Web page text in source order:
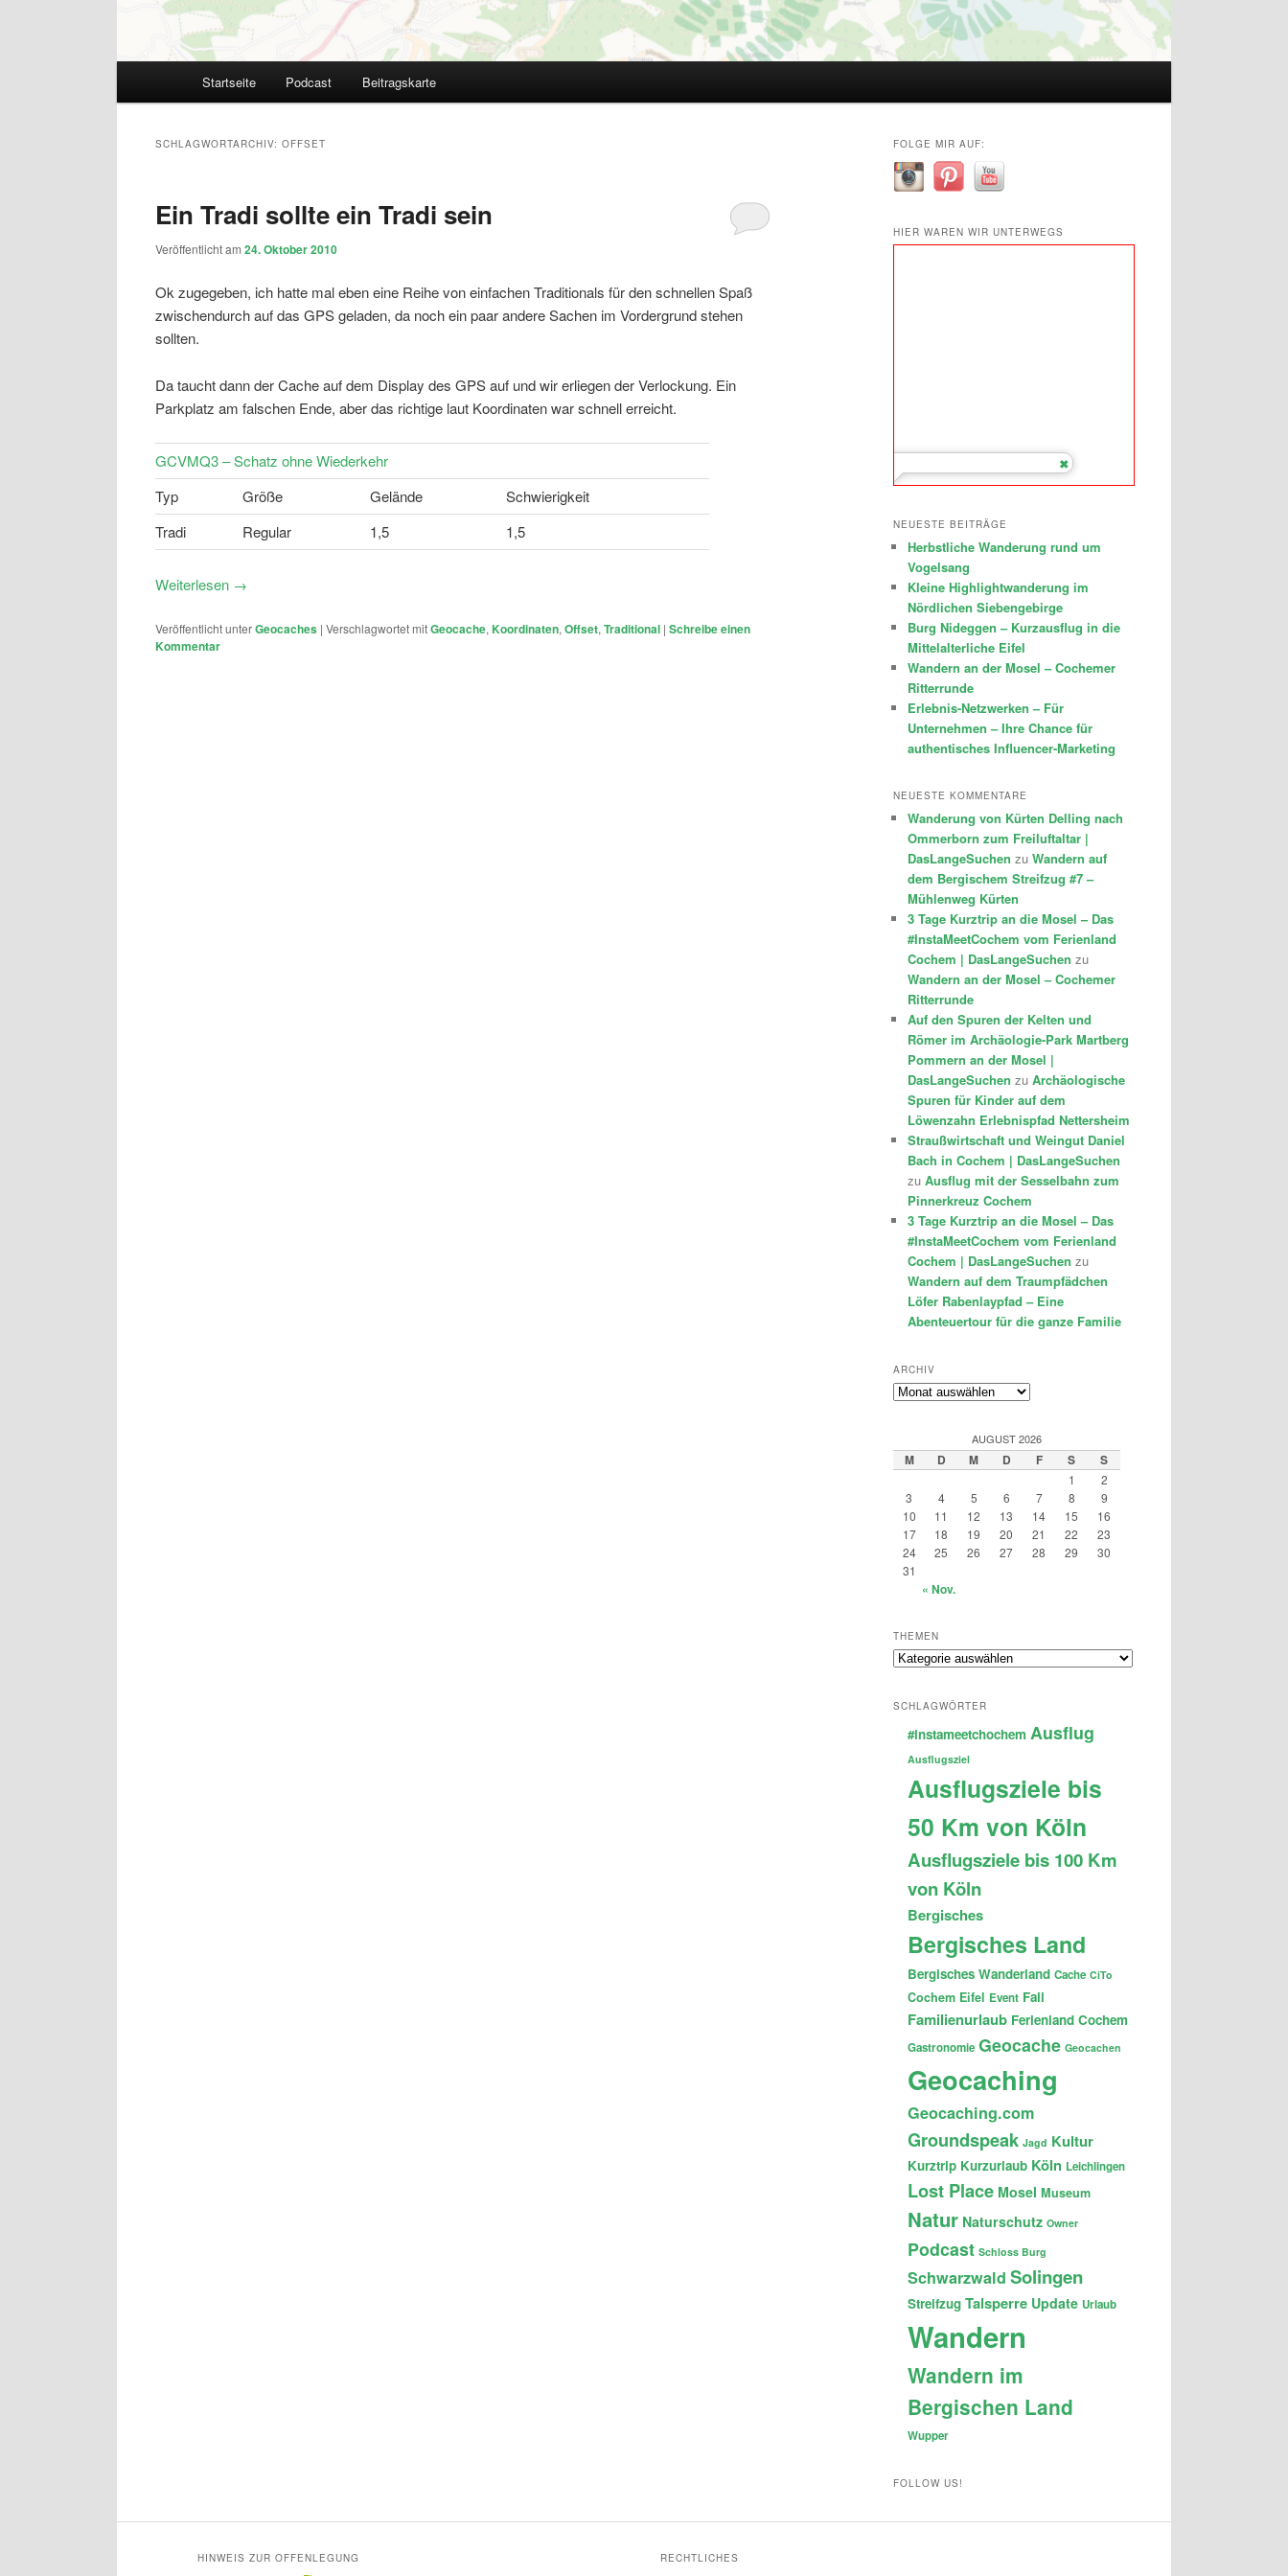
Startseite Podcast Beitragskarte
SCHLAGWORTARCHIV: OFFSET
Ein Tradi sollte ein Tradi sein
Veröffentlicht am 24. Oktober 2010
Ok zugegeben, ich hatte mal eben eine Reihe von einfachen Traditionals für den schnellen Spaß
zwischendurch auf das GPS geladen, da noch ein paar andere Sachen im Vordergrund stehen
sollten.
Da taucht dann der Cache auf dem Display des GPS auf und wir erliegen der Verlockung. Ein
Parkplatz am falschen Ende, aber das richtige laut Koordinaten war schnell erreicht.
GCVMQ3 – Schatz ohne Wiederkehr
Typ
Größe Gelände
Schwierigkeit
Tradi
Regular 1,5 1,5
Weiterlesen →
Veröffentlicht unterGeocaches | Verschlagwortet mitGeocache, Koordinaten, Offset, Traditional | Schreibe einen
Kommentar
FOLGE MIR AUF:
HIER WAREN WIR UNTERWEGS
NEUESTE BEITRÄGE
Herbstliche Wanderung rund um
Vogelsang
Kleine Highlightwanderung im
Nördlichen Siebengebirge
Burg Nideggen – Kurzausflug in die
Mittelalterliche Eifel
Wandern an der Mosel – Cochemer
Ritterrunde
Erlebnis-Netzwerken – Für
Unternehmen – Ihre Chance für
authentisches Influencer-Marketing
NEUESTE KOMMENTARE
Wanderung von Kürten Delling nach
Ommerborn zum Freiluftaltar |
DasLangeSuchen zu Wandern auf
dem Bergischem Streifzug #7 –
Mühlenweg Kürten
3 Tage Kurztrip an die Mosel – Das
#InstaMeetCochem vom Ferienland
Cochem | DasLangeSuchen zu
Wandern an der Mosel – Cochemer
Ritterrunde
Auf den Spuren der Kelten und
Römer im Archäologie-Park Martberg
Pommern an der Mosel |
DasLangeSuchen zu Archäologische
Spuren für Kinder auf dem
Löwenzahn Erlebnispfad Nettersheim
Straußwirtschaft und Weingut Daniel
Bach in Cochem | DasLangeSuchen
zu Ausflug mit der Sesselbahn zum
Pinnerkreuz Cochem
3 Tage Kurztrip an die Mosel – Das
#InstaMeetCochem vom Ferienland
Cochem | DasLangeSuchen zu
Wandern auf dem Traumpfädchen
Löfer Rabenlaypfad – Eine
Abenteuertour für die ganze Familie
ARCHIV
Archiv
AUGUST 2026
M D M D F S S
1
2
3
4 5 6 7 8
9
10
11 12 13 14 15
16
17
18 19 20 21 22
23
24
25 26 27 28 29
30
31
« Nov.
THEMEN
Themen
SCHLAGWÖRTER
#instameetchochem Ausflug
Ausflugsziel
Ausflugsziele bis
50 Km von Köln
Ausflugsziele bis 100 Km
von Köln
Bergisches
Bergisches Land
Bergisches Wanderland Cache CiTo
Cochem Eifel Event Fail
Familienurlaub Ferienland Cochem
Gastronomie Geocache Geocachen
Geocaching
Geocaching.com
Groundspeak Jagd Kultur
Kurztrip Kurzurlaub Köln Leichlingen
Lost Place Mosel Museum
Natur Naturschutz Owner
Podcast Schloss Burg
Schwarzwald Solingen
Streifzug Talsperre Update Urlaub
Wandern
Wandern im
Bergischen Land
Wupper
FOLLOW US!
HINWEIS ZUR OFFENLEGUNG RECHTLICHES